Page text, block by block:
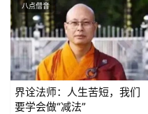
八点僧音
界诠法师：人生苦短，我们
要学会做“减法”